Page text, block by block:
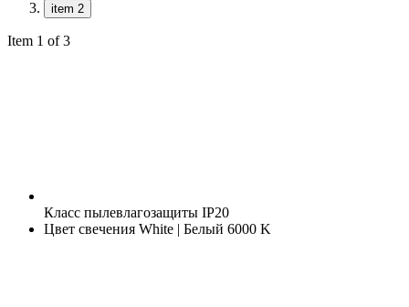
item 2
Item 1 of 3
Класс пылевлагозащиты IP20
Цвет свечения White | Белый 6000 K